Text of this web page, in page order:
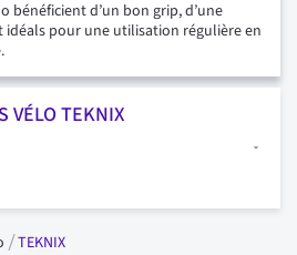
bénéficient d’un bon grip, d’une
pour une utilisation régulière en
VÉLO TEKNIX
TEKNIX